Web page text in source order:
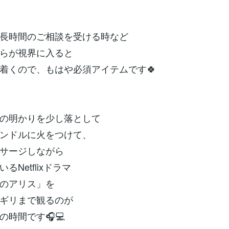
時間のご相談を受ける時など
が視界に入ると
くので、もはや必須アイテムです🍀
明かりを少し落として
ドルに火をつけて、
ージしながら
るNetflixドラマ
アリス」を
リまで観るのが
時間です🎧💻